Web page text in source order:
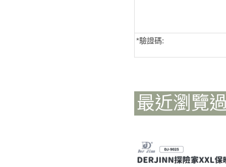
*驗證碼:
最近瀏覽